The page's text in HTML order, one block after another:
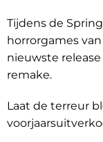
Tijdens de
horrorgames
nieuwste
remake.
Laat de terreur